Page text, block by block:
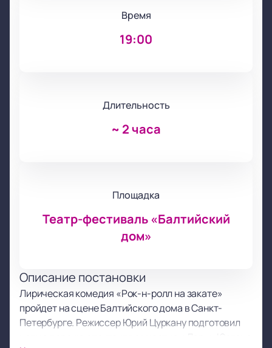
Время
19:00
Длительность
~ 2 часа
Площадка
Театр-фестиваль «Балтийский
дом»
Описание постановки
Лирическая комедия «Рок-н-ролл на закате»
пройдет на сцене Балтийского дома в Санкт-
Петербурге. Режиссер Юрий Цуркану подготовил